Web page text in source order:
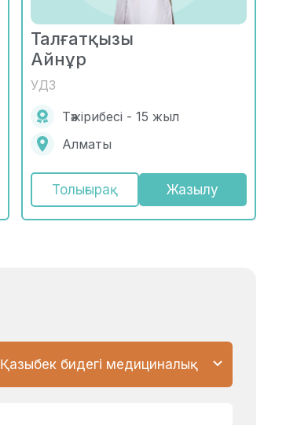
Талғатқызы
Айнұр
УДЗ
Тәжірибесі - 15 жыл
Алматы
Толығырақ Жазылу
Қазыбек бидегі медициналық